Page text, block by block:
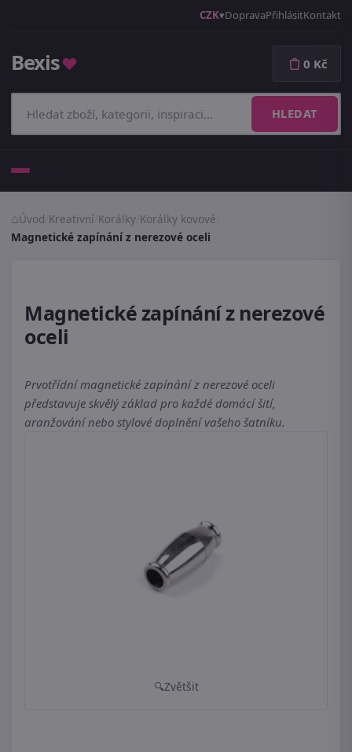
CZK DopravaPřihlásitKontakt
Bexis♥
HLEDAT
0 Kč
Úvod Kreativní Korálky Korálky kovové
Magnetické zapínání z nerezové oceli
Magnetické zapínání z nerezové
oceli
Prvotřídní magnetické zapínání z nerezové oceli
představuje skvělý základ pro každé domácí šití,
aranžování nebo stylové doplnění vašeho šatníku.
Zvětšit